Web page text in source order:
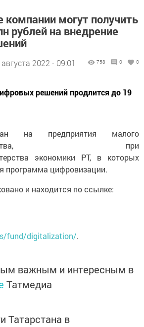
компании могут получить
рублей на внедрение
2022 - 09:01 758 0 0
решений продлится до 19
на предприятия малого
при
экономики РТ, в которых
программа цифровизации.
и находится по ссылке:
fund/digitalization/.
важным и интересным в
Татмедиа
Татарстана в